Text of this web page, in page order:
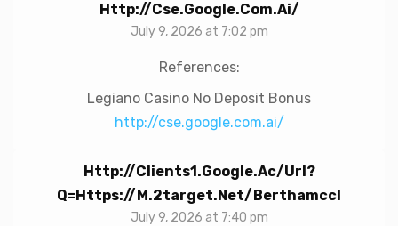
Http://cse.google.com.ai/
July 9, 2026 at 7:02 pm
References:
Legiano Casino No Deposit Bonus
http://cse.google.com.ai/
Http://clients1.google.ac/url?
Q=https://m.2target.net/berthamccl
July 9, 2026 at 7:40 pm